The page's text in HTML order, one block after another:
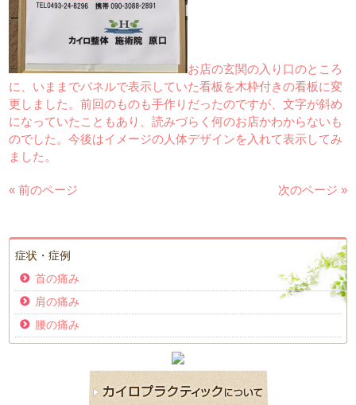
お店の玄関の入り口のところ
に、いままでパネルで表示していた看板を木枠付きの看板に変
更しました。前回のものも手作りだったのですが、文字が斜め
になっていたこともあり、読みづらく何のお店かわからないも
のでした。今後はイメージの人体デザインを入れて表示してみ
ました。
« 前のページ 次のページ »
症状・症例
首の痛み
肩の痛み
腰の痛み